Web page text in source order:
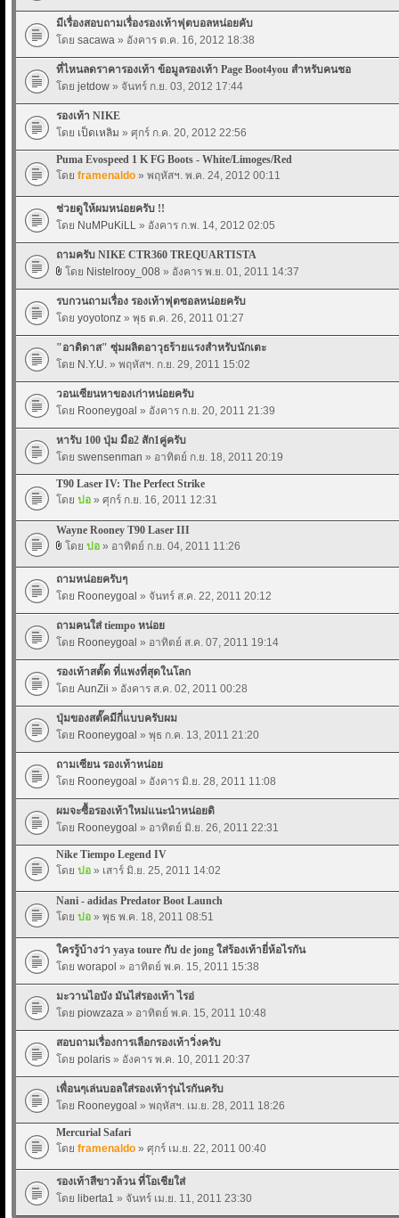
มีเรื่องสอบถามเรื่องรองเท้าฟุตบอลหน่อยคับ
โดย sacawa » อังคาร ต.ค. 16, 2012 18:38
ที่ไหนลดราคารองเท้า ข้อมูลรองเท้า Page Boot4you สำหรับคนชอ
โดย jetdow » จันทร์ ก.ย. 03, 2012 17:44
รองเท้า NIKE
โดย เป็ดเหลิม » ศุกร์ ก.ค. 20, 2012 22:56
Puma Evospeed 1 K FG Boots - White/Limoges/Red
โดย framenaldo » พฤหัสฯ. พ.ค. 24, 2012 00:11
ช่วยดูให้ผมหน่อยครับ !!
โดย NuMPuKiLL » อังคาร ก.พ. 14, 2012 02:05
ถามครับ NIKE CTR360 TREQUARTISTA
โดย Nistelrooy_008 » อังคาร พ.ย. 01, 2011 14:37
รบกวนถามเรื่อง รองเท้าฟุตซอลหน่อยครับ
โดย yoyotonz » พุธ ต.ค. 26, 2011 01:27
"อาดิดาส" ซุ่มผลิตอาวุธร้ายแรงสำหรับนักเตะ
โดย N.Y.U. » พฤหัสฯ. ก.ย. 29, 2011 15:02
วอนเซียนหาของเก่าหน่อยครับ
โดย Rooneygoal » อังคาร ก.ย. 20, 2011 21:39
หารับ 100 ปุ่ม มือ2 สัก1คู่ครับ
โดย swensenman » อาทิตย์ ก.ย. 18, 2011 20:19
T90 Laser IV: The Perfect Strike
โดย ปอ » ศุกร์ ก.ย. 16, 2011 12:31
Wayne Rooney T90 Laser III
โดย ปอ » อาทิตย์ ก.ย. 04, 2011 11:26
ถามหน่อยครับๆ
โดย Rooneygoal » จันทร์ ส.ค. 22, 2011 20:12
ถามคนใส่ tiempo หน่อย
โดย Rooneygoal » อาทิตย์ ส.ค. 07, 2011 19:14
รองเท้าสตั๊ด ที่แพงที่สุดในโลก
โดย AunZii » อังคาร ส.ค. 02, 2011 00:28
ปุ่มของสตั๊คมีกี่แบบครับผม
โดย Rooneygoal » พุธ ก.ค. 13, 2011 21:20
ถามเซียน รองเท้าหน่อย
โดย Rooneygoal » อังคาร มิ.ย. 28, 2011 11:08
ผมจะซื้อรองเท้าใหม่แนะนำหน่อยดิ
โดย Rooneygoal » อาทิตย์ มิ.ย. 26, 2011 22:31
Nike Tiempo Legend IV
โดย ปอ » เสาร์ มิ.ย. 25, 2011 14:02
Nani - adidas Predator Boot Launch
โดย ปอ » พุธ พ.ค. 18, 2011 08:51
ใครรู้บ้างว่า yaya toure กับ de jong ใส่ร้องเท้ายี่ห้อไรกัน
โดย worapol » อาทิตย์ พ.ค. 15, 2011 15:38
มะวานไอบัง มันไส่รองเท้า ไรอ่
โดย piowzaza » อาทิตย์ พ.ค. 15, 2011 10:48
สอบถามเรื่องการเลือกรองเท้าวิ่งครับ
โดย polaris » อังคาร พ.ค. 10, 2011 20:37
เพื่อนๆเล่นบอลใส่รองเท้ารุ่นไรกันครับ
โดย Rooneygoal » พฤหัสฯ. เม.ย. 28, 2011 18:26
Mercurial Safari
โดย framenaldo » ศุกร์ เม.ย. 22, 2011 00:40
รองเท้าสีขาวล้วน ที่โอเชียใส่
โดย liberta1 » จันทร์ เม.ย. 11, 2011 23:30